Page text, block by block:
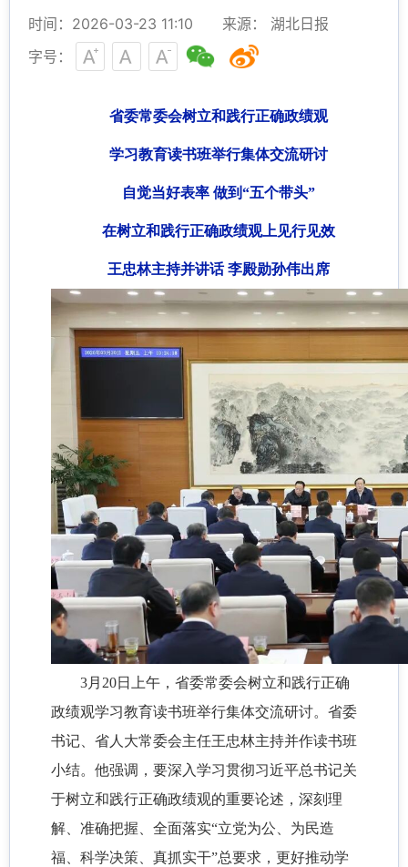
时间：2026-03-23 11:10
来源： 湖北日报
字号：
省委常委会树立和践行正确政绩观
学习教育读书班举行集体交流研讨
自觉当好表率 做到“五个带头”
在树立和践行正确政绩观上见行见效
王忠林主持并讲话 李殿勋孙伟出席
3月20日上午，省委常委会树立和践行正确
政绩观学习教育读书班举行集体交流研讨。省委
书记、省人大常委会主任王忠林主持并作读书班
小结。他强调，要深入学习贯彻习近平总书记关
于树立和践行正确政绩观的重要论述，深刻理
解、准确把握、全面落实“立党为公、为民造
福、科学决策、真抓实干”总要求，更好推动学